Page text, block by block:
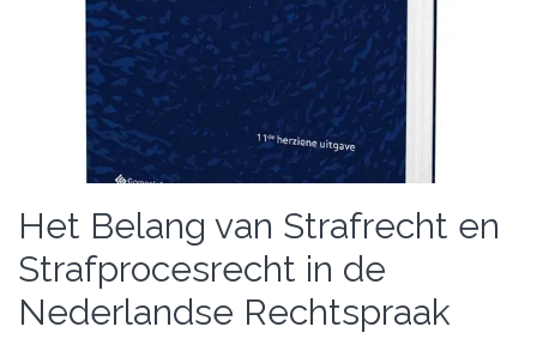
Het Belang van Strafrecht en
Strafprocesrecht in de
Nederlandse Rechtspraak